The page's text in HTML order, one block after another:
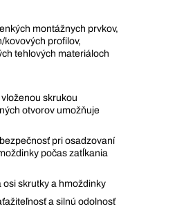
montážnych prvkov,
kovových profilov,
tehlových materiáloch
skrukou
otvorov umožňuje
pri osadzovaní
počas zatĺkania
skrutky a hmoždinky
a silnú odolnosť